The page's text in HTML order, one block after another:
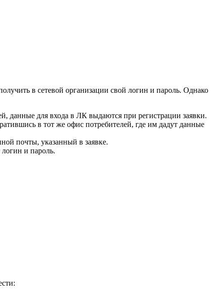
в сетевой организации свой логин и пароль. Однако
данные для входа в ЛК выдаются при регистрации заявки.
в тот же офис потребителей, где им дадут данные
почты, указанный в заявке.
и пароль.